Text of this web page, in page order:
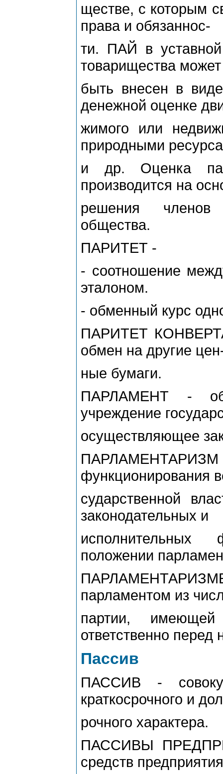
ществе, с которым
права и обязаннос-
ти. ПАЙ в
товарищества может
быть внесен в
денежной оценке
жимого или
природными
и др. Оценка
производится на
решения членов
общества.
ПАРИТЕТ -
- соотношение
эталоном.
- обменный курс
ПАРИТЕТ
обмен на другие
ные бумаги.
ПАРЛАМЕНТ -
учреждение
осуществляющее
функционирования
сударственной
законодательных и
исполнительных
положении
парламентом из
партии,
ответственно перед
Пассив
ПАССИВ -
краткосрочного и
рочного характера.
ПАССИВЫ
средств